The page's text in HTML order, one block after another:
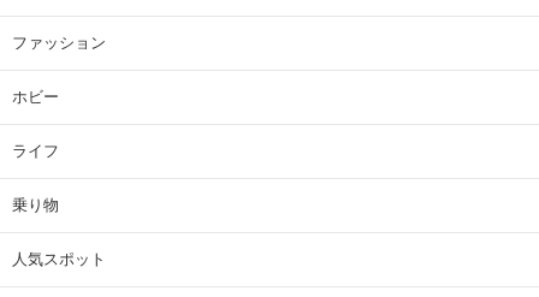
ファッション
ホビー
ライフ
乗り物
人気スポット